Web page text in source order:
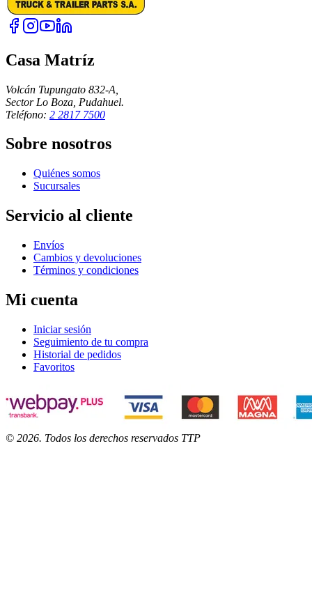
Casa Matríz
Volcán Tupungato 832-A,
Sector Lo Boza, Pudahuel.
Teléfono: 2 2817 7500
Sobre nosotros
Quiénes somos
Sucursales
Servicio al cliente
Envíos
Cambios y devoluciones
Términos y condiciones
Mi cuenta
Iniciar sesión
Seguimiento de tu compra
Historial de pedidos
Favoritos
© 2026. Todos los derechos reservados TTP